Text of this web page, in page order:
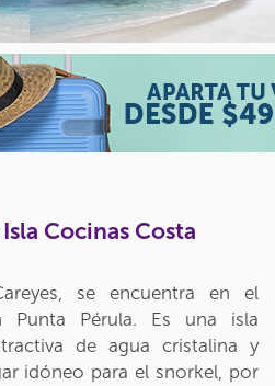
Cocinas Costa
se encuentra en el
Punta Pérula. Es una isla
de agua cristalina y
idóneo para el snorkel, por